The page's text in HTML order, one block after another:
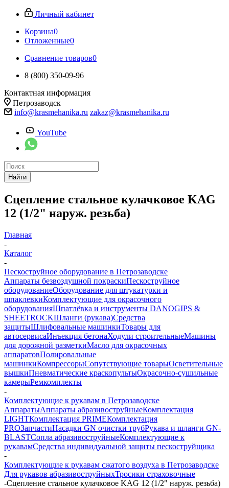
Личный кабинет
Корзина0
Отложенные0
Сравнение товаров0
8 (800) 350-09-96
Контактная информация
Петрозаводск
info@krasmehanika.ru zakaz@krasmehanika.ru
YouTube
Найти
Сцепление стальное кулачковое KAG
12 (1/2" наруж. резьба)
Главная
-
Каталог
-
Пескоструйное оборудование в Петрозаводске
Аппараты безвоздушной покраскиПескоструйное
оборудованиеОборудование для штукатурки и
шпаклевкиКомплектующие для окрасочного
оборудованияШпатлёвка и инструменты DANOGIPS &
SHEETROCKШланги (рукава)Средства
защитыШлифовальные машинкиТовары для
автосервисаИнъекция бетонаХодули строительныеМашины
для дорожной разметкиМасло для окрасочных
аппаратовПолировальные
машинкиКомпрессорыСопутствующие товарыОсветительные
вышкиПневматические краскопультыОкрасочно-сушильные
камерыРемкомплекты
-
Комплектующие к рукавам в Петрозаводске
АппаратыАппараты абразивоструйныеКомплектация
LIGHTКомплектация PRIMEКомплектация
PROЗапчастиНасадки GN очистки трубРукава и шланги GN-
BLASTСопла абразивоструйныеКомплектующие к
рукавамСредства индивидуальной защиты пескоструйщика
-
Комплектующие к рукавам сжатого воздуха в Петрозаводске
Для рукавов абразивоструйныхТросики страховочные
-Сцепление стальное кулачковое KAG 12 (1/2" наруж. резьба)